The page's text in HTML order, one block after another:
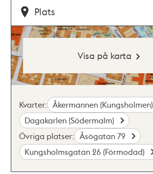
Plats
Visa på karta
Kvarter: Åkermannen (Kungsholmen)
Dagakarlen (Södermalm)
Övriga platser: Åsögatan 79
Kungsholmsgatan 26 (Förmodad)